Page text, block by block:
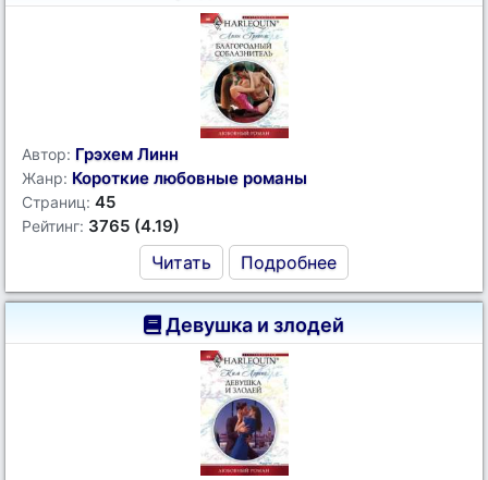
Автор: Грэхем Линн
Жанр: Короткие любовные романы
Страниц: 45
Рейтинг: 3765 (4.19)
Читать Подробнее
Девушка и злодей